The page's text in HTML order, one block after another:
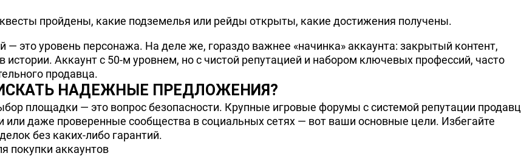
пройдены, какие подземелья или рейды открыты, какие достижения получены.
это уровень персонажа. На деле же, гораздо важнее «начинка» аккаунта: закрытый контент,
истории. Аккаунт с 50-м уровнем, но с чистой репутацией и набором ключевых профессий, часто
продавца.
НАДЕЖНЫЕ ПРЕДЛОЖЕНИЯ?
площадки — это вопрос безопасности. Крупные игровые форумы с системой репутации
или даже проверенные сообщества в социальных сетях — вот ваши основные цели. Избегайте
без каких-либо гарантий.
покупки аккаунтов